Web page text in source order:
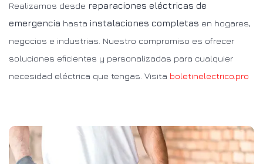
Realizamos desde reparaciones eléctricas de
emergencia hasta instalaciones completas en hogares,
negocios e industrias. Nuestro compromiso es ofrecer
soluciones eficientes y personalizadas para cualquier
necesidad eléctrica que tengas. Visita boletinelectrico.pro